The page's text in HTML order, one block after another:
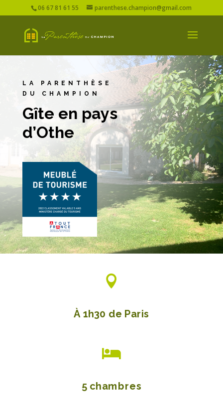
06 67 81 61 55 parenthese.champion@gmail.com
LA PARENTHÈSE
DU CHAMPION
Gîte en pays
d’Othe

À 1h30 de Paris

5 chambres